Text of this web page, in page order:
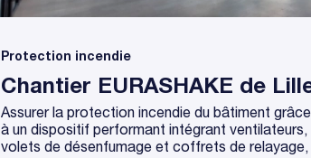
Protection incendie
Chantier EURASHAKE de
Assurer la protection incendie du bâtiment grâce
à un dispositif performant intégrant ventilateurs,
volets de désenfumage et coffrets de relayage,